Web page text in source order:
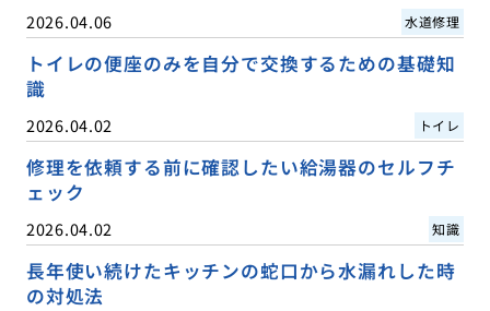
2026.04.06 水道修理
トイレの便座のみを自分で交換するための基礎知
識
2026.04.02 トイレ
修理を依頼する前に確認したい給湯器のセルフチ
ェック
2026.04.02 知識
長年使い続けたキッチンの蛇口から水漏れした時
の対処法